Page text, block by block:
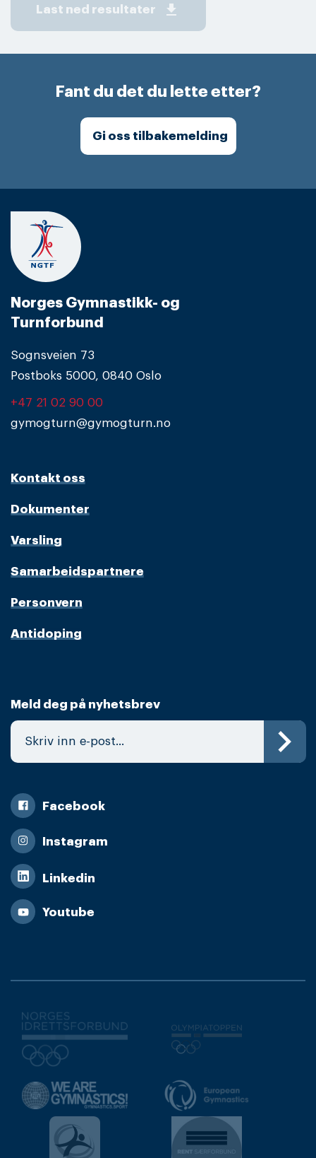
Last ned resultater get_app
Fant du det du lette etter?
Gi oss tilbakemelding
Norges Gymnastikk- og
Turnforbund
Sognsveien 73
Postboks 5000, 0840 Oslo
+47 21 02 90 00
gymogturn@gymogturn.no
Kontakt oss
Dokumenter
Varsling
Samarbeidspartnere
Personvern
Antidoping
Meld deg på nyhetsbrev
Facebook
Instagram
Linkedin
Youtube